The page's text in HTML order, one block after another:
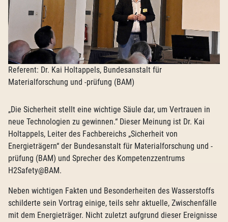
Referent: Dr. Kai Holtappels, Bundesanstalt für
Materialforschung und -prüfung (BAM)
„Die Sicherheit stellt eine wichtige Säule dar, um Vertrauen in
neue Technologien zu gewinnen.“ Dieser Meinung ist Dr. Kai
Holtappels, Leiter des Fachbereichs „Sicherheit von
Energieträgern“ der Bundesanstalt für Materialforschung und -
prüfung (BAM) und Sprecher des Kompetenzzentrums
H2Safety@BAM.
Neben wichtigen Fakten und Besonderheiten des Wasserstoffs
schilderte sein Vortrag einige, teils sehr aktuelle, Zwischenfälle
mit dem Energieträger. Nicht zuletzt aufgrund dieser Ereignisse